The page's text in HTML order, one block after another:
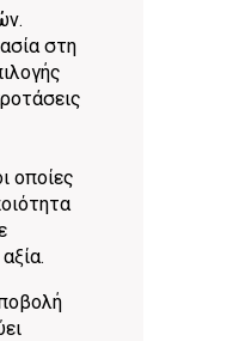
στη
οποίες